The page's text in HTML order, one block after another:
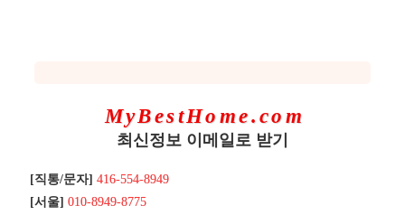
MyBestHome.com
최신정보 이메일로 받기
[직통/문자] 416-554-8949
[서울] 010-8949-8775